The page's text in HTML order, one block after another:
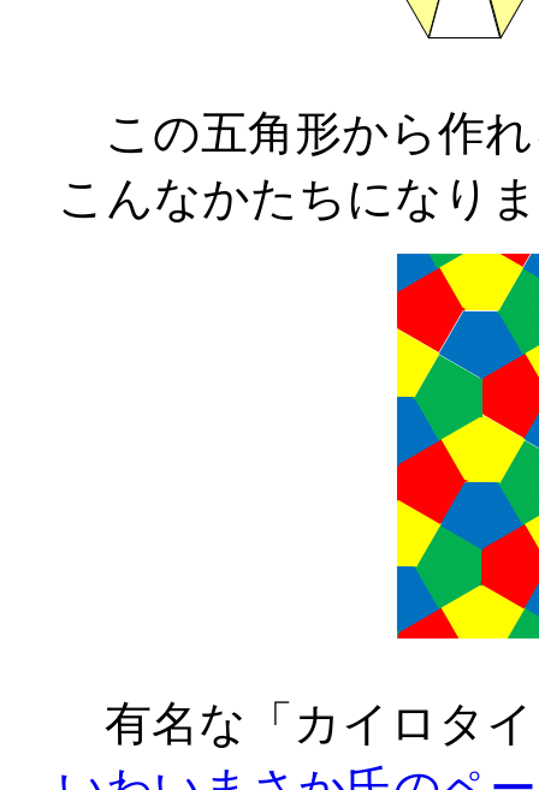
この五角形から作
こんなかたちになり
有名な「カイロタ